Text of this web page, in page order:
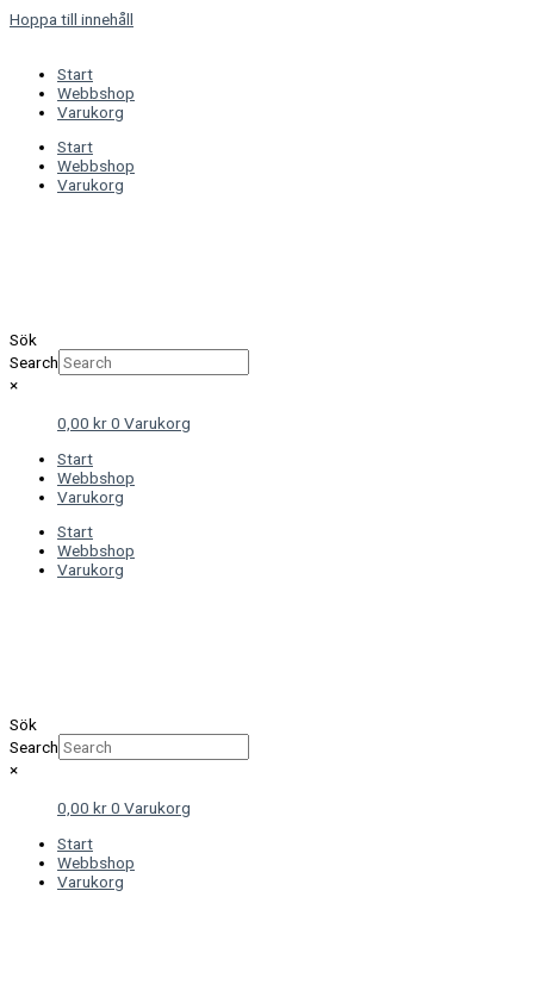
Hoppa till innehåll
Start
Webbshop
Varukorg
Start
Webbshop
Varukorg
Sök
Search
×
0,00 kr0 Varukorg
Start
Webbshop
Varukorg
Start
Webbshop
Varukorg
Sök
Search
×
0,00 kr0 Varukorg
Start
Webbshop
Varukorg